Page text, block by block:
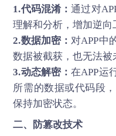
1.代码混淆：通过对
理解和分析，增加逆向
2.数据加密： 对APP中
数据被截获，也无法被
3.动态解密：在APP运
所需的数据或代码段
保持加密状态。
二、防篡改技术